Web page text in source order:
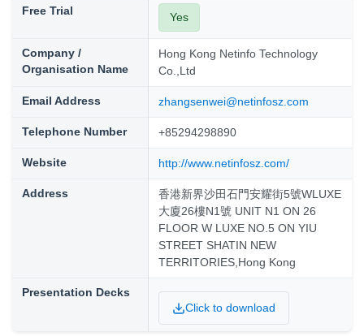
Free Trial Yes
Company /
Organisation Name
Hong Kong Netinfo Technology
Co.,Ltd
Email Address zhangsenwei@netinfosz.com
Telephone Number +85294298890
Website http://www.netinfosz.com/
Address
香港新界沙田石門安耀街5號WLUXE
大廈26樓N1號 UNIT N1 ON 26
FLOOR W LUXE NO.5 ON YIU
STREET SHATIN NEW
TERRITORIES,Hong Kong
Presentation Decks
Click to download